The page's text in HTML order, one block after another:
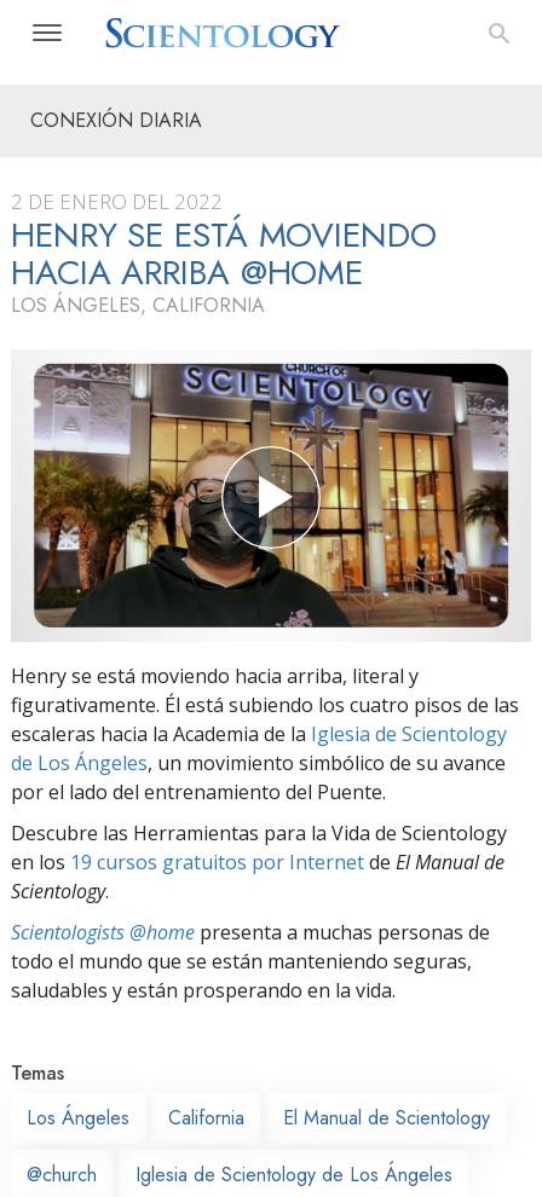
CONEXIÓN DIARIA
2 DE ENERO DEL 2022
HENRY SE ESTÁ MOVIENDO
HACIA ARRIBA @HOME
LOS ÁNGELES, CALIFORNIA
Henry se está moviendo hacia arriba, literal y
figurativamente. Él está subiendo los cuatro pisos de las
escaleras hacia la Academia de la Iglesia de Scientology
de Los Ángeles, un movimiento simbólico de su avance
por el lado del entrenamiento del Puente.
Descubre las Herramientas para la Vida de Scientology
en los 19 cursos gratuitos por Internetde El Manual de
Scientology.
Scientologists @home presenta a muchas personas de
todo el mundo que se están manteniendo seguras,
saludables y están prosperando en la vida.
Temas
Los Ángeles
California El Manual de Scientology
@church Iglesia de Scientology de Los Ángeles